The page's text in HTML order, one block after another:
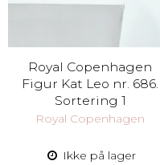
Royal Copenhagen
Figur Kat Leo nr. 686.
Sortering 1
Royal Copenhagen
Ikke på lager